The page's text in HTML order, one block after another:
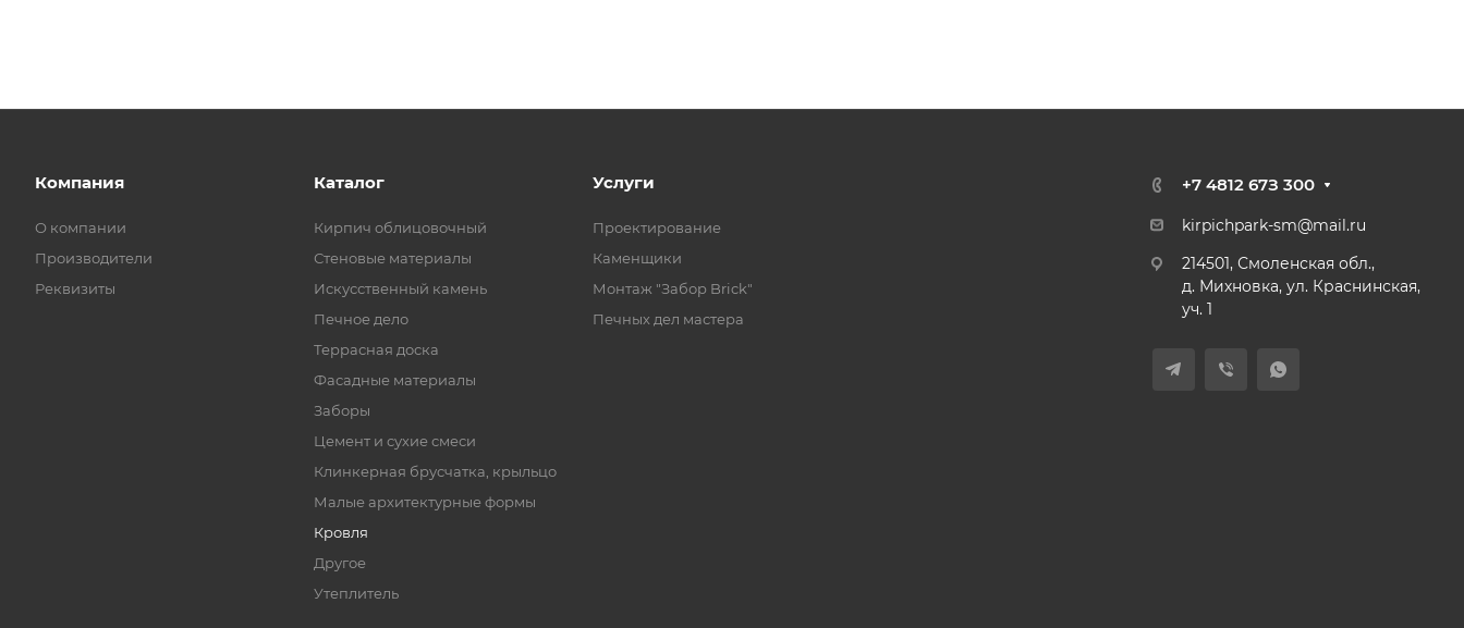
Компания
О компании
Производители
Реквизиты
Каталог
Кирпич облицовочный
Стеновые материалы
Искусственный камень
Печное дело
Террасная доска
Фасадные материалы
Заборы
Цемент и сухие смеси
Клинкерная брусчатка, крыльцо
Малые архитектурные формы
Кровля
Другое
Утеплитель
Услуги
Проектирование
Каменщики
Монтаж "Забор Brick"
Печных дел мастера
+7 4812 67З 300
kirpichpark-sm@mail.ru
214501, Смоленская обл.,
д. Михновка, ул. Краснинская,
уч. 1